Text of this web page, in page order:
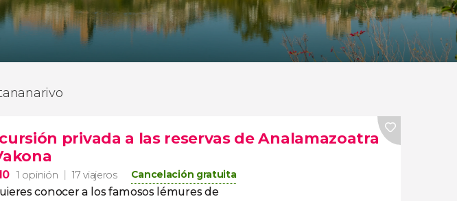
privada a las reservas de Analamazoatra
1 opinión 17 viajeros Cancelación gratuita
conocer a los famosos lémures de